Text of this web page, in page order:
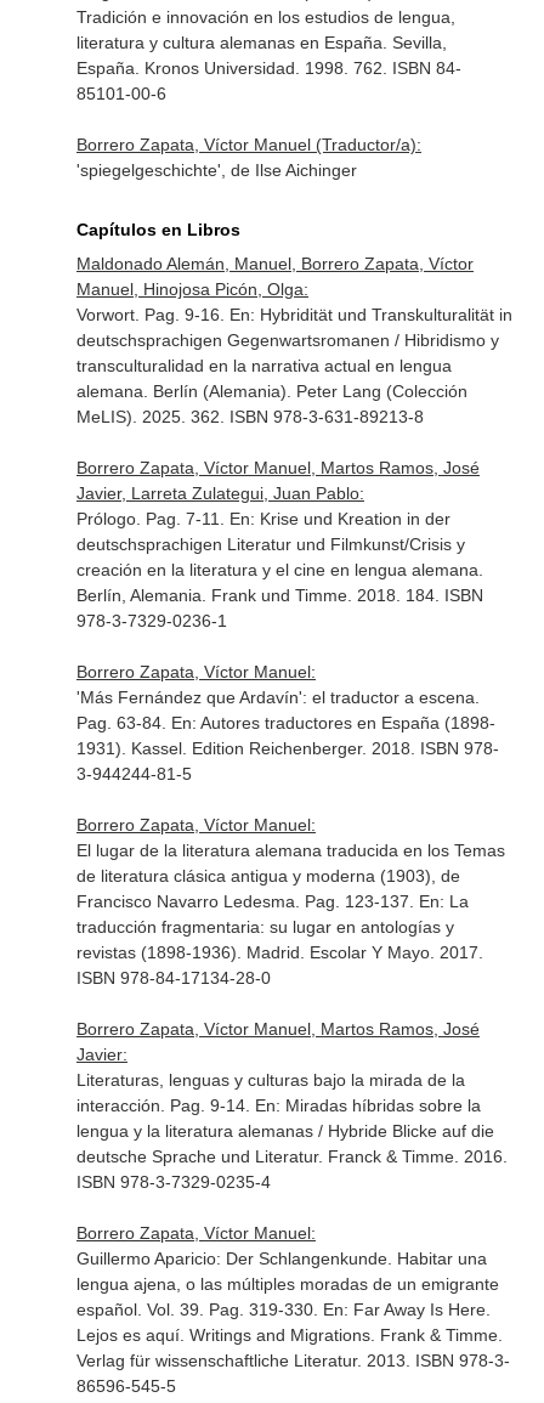
Tradición e innovación en los estudios de lengua,
literatura y cultura alemanas en España. Sevilla,
España. Kronos Universidad. 1998. 762. ISBN 84-
85101-00-6
Borrero Zapata, Víctor Manuel (Traductor/a):
'spiegelgeschichte', de Ilse Aichinger
Capítulos en Libros
Maldonado Alemán, Manuel, Borrero Zapata, Víctor
Manuel, Hinojosa Picón, Olga:
Vorwort. Pag. 9-16. En: Hybridität und Transkulturalität in
deutschsprachigen Gegenwartsromanen / Hibridismo y
transculturalidad en la narrativa actual en lengua
alemana . Berlín (Alemania). Peter Lang (Colección
MeLIS). 2025. 362. ISBN 978-3-631-89213-8
Borrero Zapata, Víctor Manuel, Martos Ramos, José
Javier, Larreta Zulategui, Juan Pablo:
Prólogo. Pag. 7-11. En: Krise und Kreation in der
deutschsprachigen Literatur und Filmkunst/Crisis y
creación en la literatura y el cine en lengua alemana
Berlín, Alemania. Frank und Timme. 2018. 184. ISBN
978-3-7329-0236-1
Borrero Zapata, Víctor Manuel:
'Más Fernández que Ardavín': el traductor a escena.
Pag. 63-84. En: Autores traductores en España (1898-
1931) . Kassel. Edition Reichenberger. 2018. ISBN 978-
3-944244-81-5
Borrero Zapata, Víctor Manuel:
El lugar de la literatura alemana traducida en los Temas
de literatura clásica antigua y moderna (1903), de
Francisco Navarro Ledesma. Pag. 123-137. En: La
traducción fragmentaria: su lugar en antologías y
revistas (1898-1936) . Madrid. Escolar Y Mayo. 2017.
ISBN 978-84-17134-28-0
Borrero Zapata, Víctor Manuel, Martos Ramos, José
Javier:
Literaturas, lenguas y culturas bajo la mirada de la
interacción. Pag. 9-14. En: Miradas híbridas sobre la
lengua y la literatura alemanas / Hybride Blicke auf die
deutsche Sprache und Literatur. Franck & Timme. 2016.
ISBN 978-3-7329-0235-4
Borrero Zapata, Víctor Manuel:
Guillermo Aparicio: Der Schlangenkunde. Habitar una
lengua ajena, o las múltiples moradas de un emigrante
español. Vol. 39. Pag. 319-330. En: Far Away Is Here.
Lejos es aquí. Writings and Migrations. Frank & Timme.
Verlag für wissenschaftliche Literatur. 2013. ISBN 978-3-
86596-545-5